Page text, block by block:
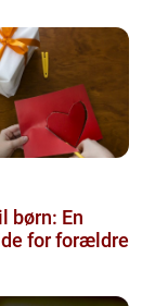
børn: En
for forældre